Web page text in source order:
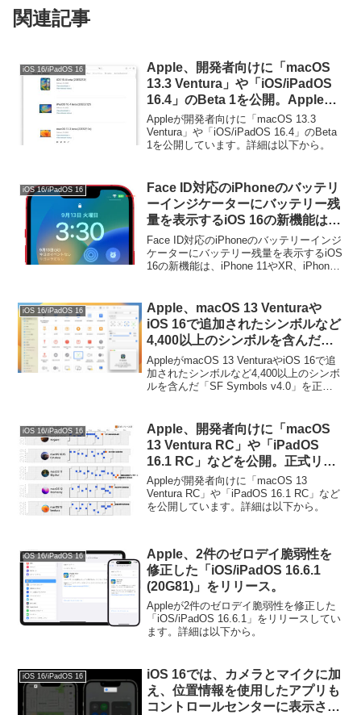
関連記事
iOS 16/iPadOS 16
Apple、開発者向けに「macOS
13.3 Ventura」や「iOS/iPadOS
16.4」のBeta 1を公開。Apple
Silicon MacBookではSDカード
使用前に承認が必要に。
Appleが開発者向けに「macOS 13.3
Ventura」や「iOS/iPadOS 16.4」のBeta
1を公開しています。詳細は以下から。
iOS 16/iPadOS 16
Face ID対応のiPhoneのバッテリ
ーインジケーターにバッテリー残
量を表示するiOS 16の新機能は、
iPhone 11やXR、iPhone 12
mini、iPhone 13 miniでは利用で
きないので注意を。
Face ID対応のiPhoneのバッテリーインジ
ケーターにバッテリー残量を表示するiOS
16の新機能は、iPhone 11やXR、iPhone
iOS 16/iPadOS 16
Apple、macOS 13 Venturaや
iOS 16で追加されたシンボルなど
4,400以上のシンボルを含んだ
「SF Symbols v4.0」を正式にリ
リース。
AppleがmacOS 13 VenturaやiOS 16で追
加されたシンボルなど4,400以上のシンボ
ルを含んだ「SF Symbols v4.0」を正式
iOS 16/iPadOS 16
Apple、開発者向けに「macOS
13 Ventura RC」や「iPadOS
16.1 RC」などを公開。正式リリ
ースは日本時間2022年10月25日
に。
Appleが開発者向けに「macOS 13
Ventura RC」や「iPadOS 16.1 RC」など
を公開しています。詳細は以下から。
iOS 16/iPadOS 16
Apple、2件のゼロデイ脆弱性を
修正した「iOS/iPadOS 16.6.1
(20G81)」をリリース。
Appleが2件のゼロデイ脆弱性を修正した
「iOS/iPadOS 16.6.1」をリリースしてい
ます。詳細は以下から。
iOS 16/iPadOS 16
iOS 16では、カメラとマイクに加
え、位置情報を使用したアプリも
コントロールセンターに表示され